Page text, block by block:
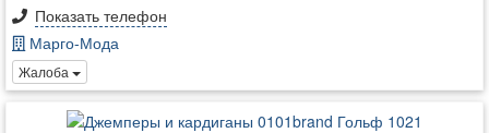
Показать телефон
Марго-Мода
Жалоба